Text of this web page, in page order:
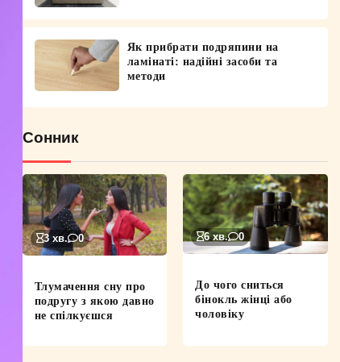
Як прибрати подряпини на
ламінаті: надійні засоби та
методи
Сонник
3 хв. 0
Тлумачення сну про
подругу з якою давно
не спілкуєшся
6 хв. 0
До чого сниться
бінокль жінці або
чоловіку